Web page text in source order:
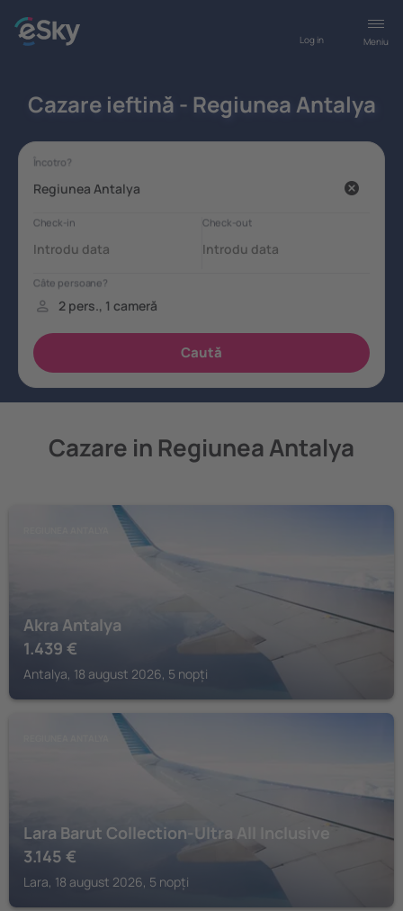
Meniu
Log in
Cazare ieftină - Regiunea Antalya
Cazare in Regiunea Antalya
Akra Antalya
1.439 €
Antalya, 18 august 2026, 5 nopți
Lara Barut Collection-Ultra All Inclusive
3.145 €
Lara, 18 august 2026, 5 nopți